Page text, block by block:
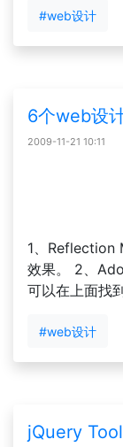
#web设计
6个web设
2009-11-21 10:11
1、Reflection
效果。 2、
可以在上面找
#web设计
jQuery